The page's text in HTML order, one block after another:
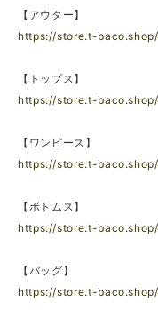
【アウター】
https://store.t-
【トップス】
https://store.t-
【ワンピース】
https://store.t-
【ボトムス】
https://store.t-
【バッグ】
https://store.t-